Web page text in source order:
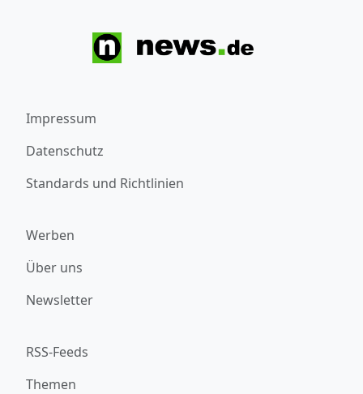
Impressum
Datenschutz
Standards und Richtlinien
Werben
Über uns
Newsletter
RSS-Feeds
Themen